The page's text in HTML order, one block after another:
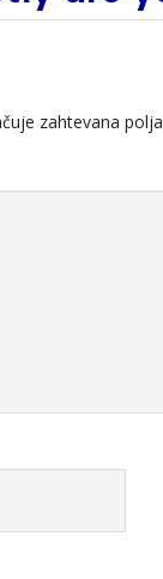
zahtevana polja